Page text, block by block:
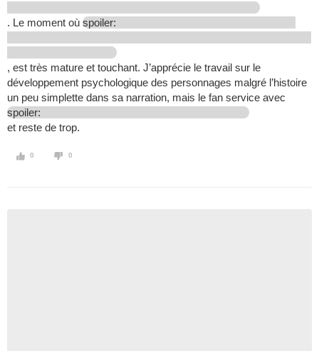
. Le moment où spoiler:
, est très mature et touchant. J’apprécie le travail sur le
développement psychologique des personnages malgré l’histoire
un peu simplette dans sa narration, mais le fan service avec
spoiler:
et reste de trop.
0 0